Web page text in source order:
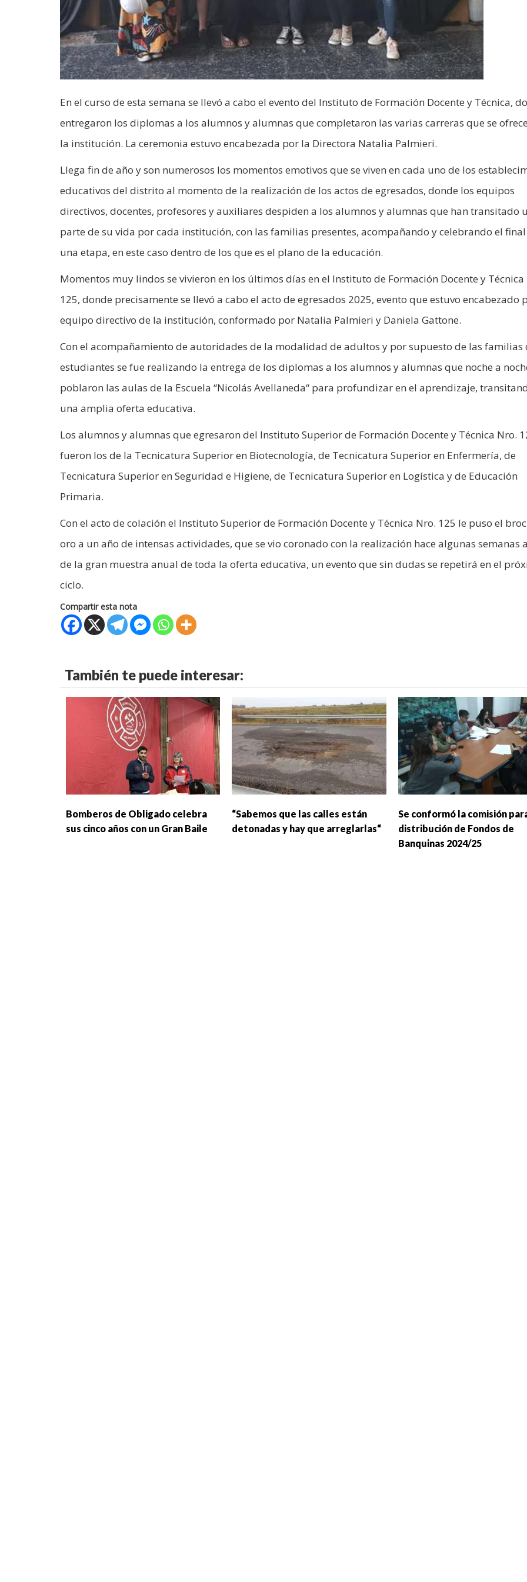
En el curso de esta semana se llevó a cabo el evento del Instituto de Formación Docente y Técnica,
entregaron los diplomas a los alumnos y alumnas que completaron las varias carreras que se
la institución. La ceremonia estuvo encabezada por la Directora Natalia Palmieri.
Llega fin de año y son numerosos los momentos emotivos que se viven en cada uno de los
educativos del distrito al momento de la realización de los actos de egresados, donde los equipos
directivos, docentes, profesores y auxiliares despiden a los alumnos y alumnas que han transitado
parte de su vida por cada institución, con las familias presentes, acompañando y celebrando el
una etapa, en este caso dentro de los que es el plano de la educación.
Momentos muy lindos se vivieron en los últimos días en el Instituto de Formación Docente y Técnica
125, donde precisamente se llevó a cabo el acto de egresados 2025, evento que estuvo encabezado
equipo directivo de la institución, conformado por Natalia Palmieri y Daniela Gattone.
Con el acompañamiento de autoridades de la modalidad de adultos y por supuesto de las familias
estudiantes se fue realizando la entrega de los diplomas a los alumnos y alumnas que noche a
poblaron las aulas de la Escuela “Nicolás Avellaneda“ para profundizar en el aprendizaje,
una amplia oferta educativa.
Los alumnos y alumnas que egresaron del Instituto Superior de Formación Docente y Técnica Nro.
fueron los de la Tecnicatura Superior en Biotecnología, de Tecnicatura Superior en Enfermería, de
Tecnicatura Superior en Seguridad e Higiene, de Tecnicatura Superior en Logística y de Educación
Primaria.
Con el acto de colación el Instituto Superior de Formación Docente y Técnica Nro. 125 le puso el
oro a un año de intensas actividades, que se vio coronado con la realización hace algunas semanas
de la gran muestra anual de toda la oferta educativa, un evento que sin dudas se repetirá en el
ciclo.
Compartir esta nota
También te puede interesar:
Bomberos de Obligado celebra
sus cinco años con un Gran Baile
“Sabemos que las calles están
detonadas y hay que arreglarlas“
Se conformó la comisión
distribución de Fondos de
Banquinas 2024/25